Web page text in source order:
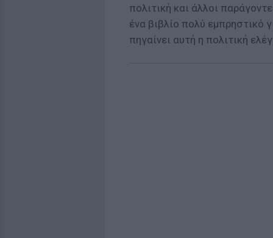
πολιτική και άλλοι
ένα βιβλίο πολύ εμπρηστικό
πηγαίνει αυτή η πολιτική